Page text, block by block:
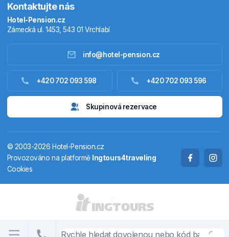
Ubytování zahraniční
Termály
Chaty a chalupy
DE
Kontaktujte nás
Hotel-Pension.cz
Zámecká ul. 1453, 543 01 Vrchlabí
info@hotel-pension.cz
+420 702 093 598 +420 702 093 596
Skupinová rezervace
© 2003-2026 Hotel-Pension.cz
Provozováno na platformě Ingtours4traveling
Cookies